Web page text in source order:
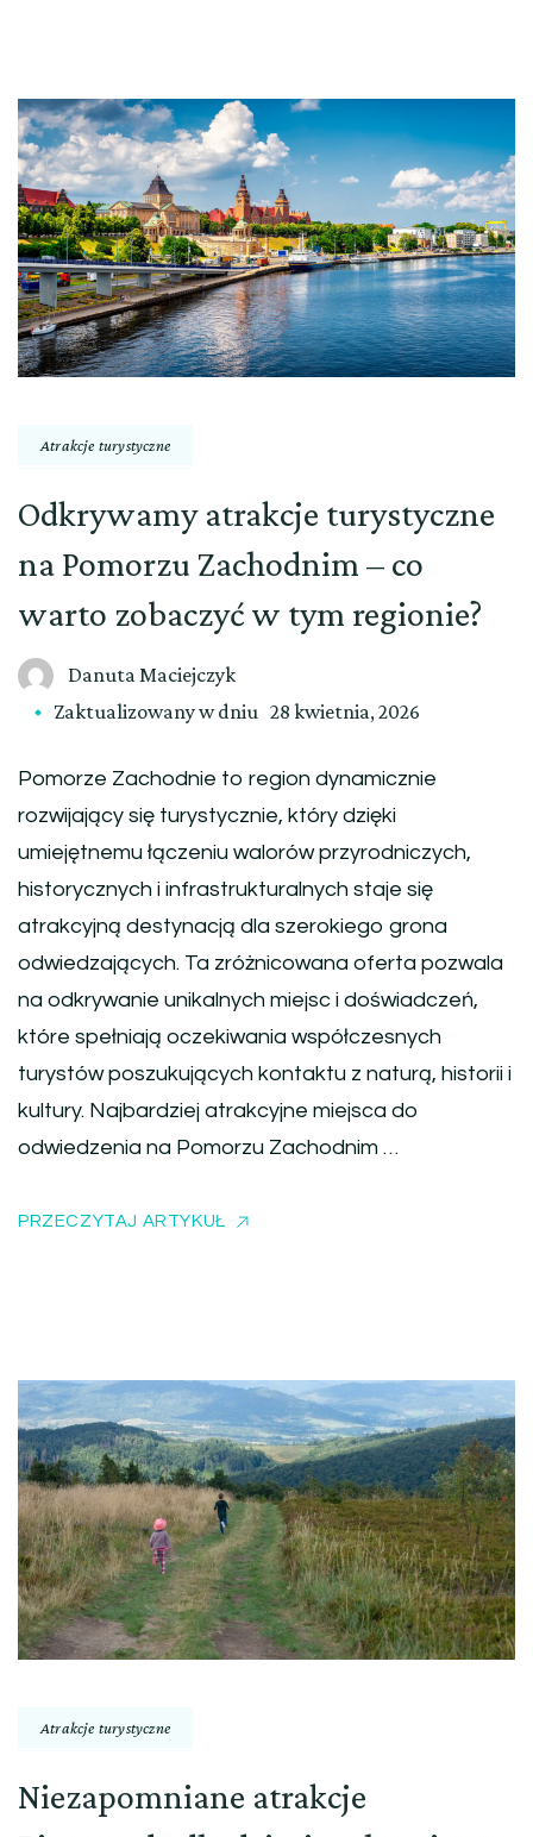
Atrakcje turystyczne
Odkrywamy atrakcje turystyczne
na Pomorzu Zachodnim – co
warto zobaczyć w tym regionie?
Danuta Maciejczyk
Zaktualizowany w dniu 28 kwietnia, 2026
Pomorze Zachodnie to region dynamicznie
rozwijający się turystycznie, który dzięki
umiejętnemu łączeniu walorów przyrodniczych,
historycznych i infrastrukturalnych staje się
atrakcyjną destynacją dla szerokiego grona
odwiedzających. Ta zróżnicowana oferta pozwala
na odkrywanie unikalnych miejsc i doświadczeń,
które spełniają oczekiwania współczesnych
turystów poszukujących kontaktu z naturą, historii i
kultury. Najbardziej atrakcyjne miejsca do
odwiedzenia na Pomorzu Zachodnim …
PRZECZYTAJ ARTYKUŁ
Atrakcje turystyczne
Niezapomniane atrakcje